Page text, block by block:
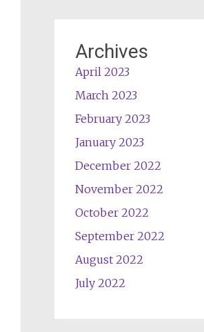
Archives
April 2023
March 2023
February 2023
January 2023
December 2022
November 2022
October 2022
September 2022
August 2022
July 2022